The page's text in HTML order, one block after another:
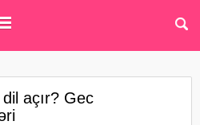
açır? Gec